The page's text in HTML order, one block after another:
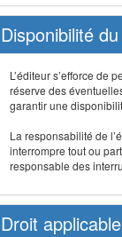
Disponibilité
L’éditeur s’efforce de
réserve des
garantir une
La responsabilité de
interrompre tout ou
responsable des
Droit applicable